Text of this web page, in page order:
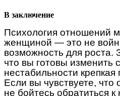
В заключение
Психология отношений
женщиной — это не
возможность для роста.
что вы готовы изменить
нестабильности
Если вы чувствуете, что
не бойтесь обратиться к